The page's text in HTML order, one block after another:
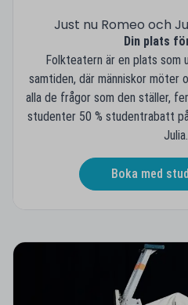
Just nu Romeo och
Din plats
Folkteatern är en plats som
samtiden, där människor möter
alla de frågor som den ställer,
studenter 50 % studentrabatt
Julia.
Boka med